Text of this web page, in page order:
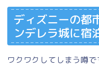
ディズニーの都
ンデレラ城に宿
ワクワクしてしまう噂で